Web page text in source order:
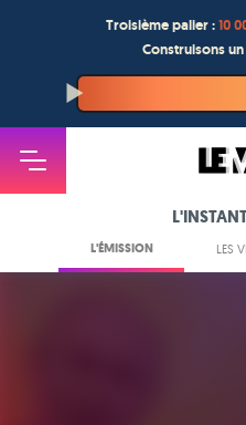
Troisième palier :10
Construisons
L'ÉMISSION LES